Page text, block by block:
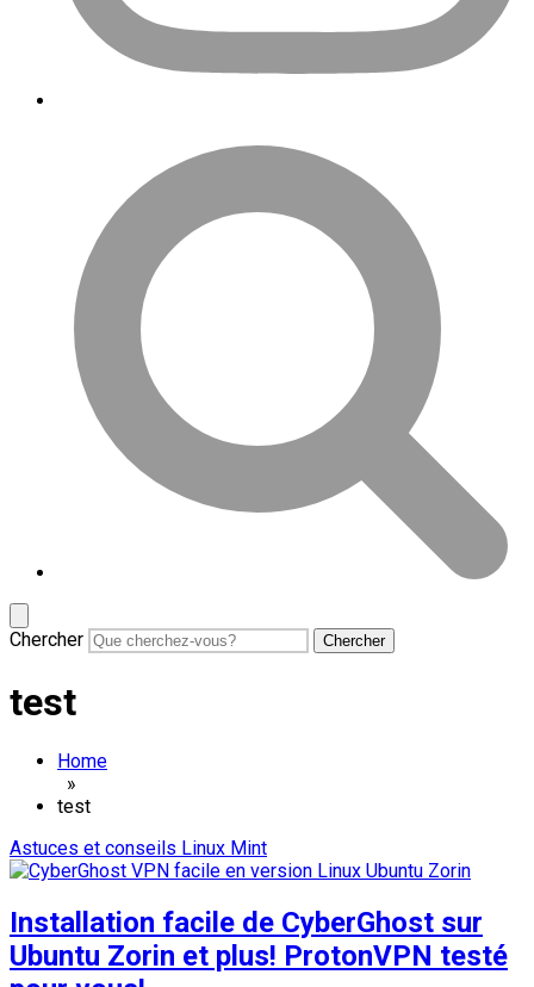
Chercher
test
Home
»
test
Astuces et conseils Linux Mint
Installation facile de CyberGhost sur
Ubuntu Zorin et plus! ProtonVPN testé